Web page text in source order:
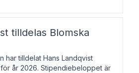
tilldelas Blomska
har tilldelat Hans Landqvist
år 2026. Stipendiebeloppet är